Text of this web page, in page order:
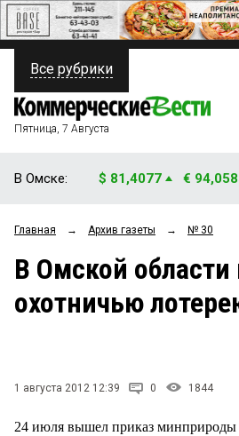
ПОЛИТИКА
ФИНАНСЫ
ОБЩЕСТВО
ЗАКОН
НОВОСТИ КОМПАНИЙ
СТИЛЬ ЖИЗНИ
Все рубрики
Пятница, 7 Августа
В Омске: $ 81,4077 €
Главная → Архив газеты → № 30
В Омской области
охотничью
1 августа 2012 12:39 0 1844
24 июля вышел приказ минприроды